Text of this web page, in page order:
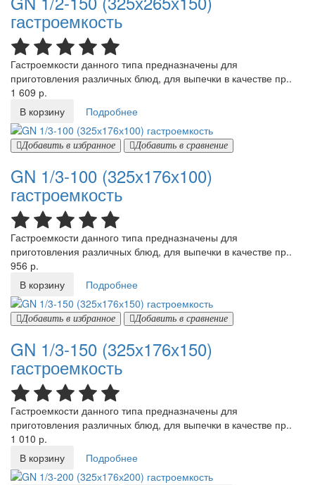
гастроемкость
Гастроемкости данного типа предназначены для
приготовления различных блюд, для выпечки в качестве пр..
1 609 р.
В корзину
Подробнее
Добавить в избранное Добавить в сравнение
GN 1/3-100 (325х176х100)
гастроемкость
Гастроемкости данного типа предназначены для
приготовления различных блюд, для выпечки в качестве пр..
956 р.
В корзину
Подробнее
Добавить в избранное Добавить в сравнение
GN 1/3-150 (325х176х150)
гастроемкость
Гастроемкости данного типа предназначены для
приготовления различных блюд, для выпечки в качестве пр..
1 010 р.
В корзину
Подробнее